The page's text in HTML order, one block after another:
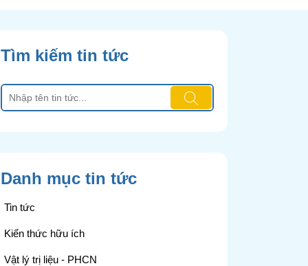
Tìm kiếm tin tức
Danh mục tin tức
Tin tức
Kiến thức hữu ích
Vật lý trị liệu - PHCN